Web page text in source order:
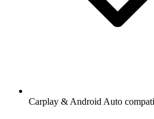
Carplay & Android Auto